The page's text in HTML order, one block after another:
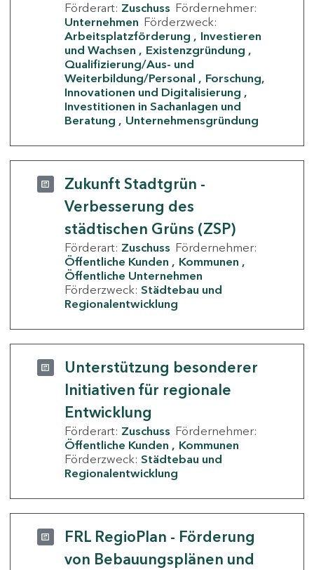
Förderart: Zuschuss Fördernehmer:
Unternehmen Förderzweck:
Arbeitsplatzförderung
Investieren
und Wachsen
Existenzgründung
Qualifizierung/Aus- und
Weiterbildung/Personal
Forschung,
Innovationen und Digitalisierung
Investitionen in Sachanlagen und
Beratung
Unternehmensgründung
Zukunft Stadtgrün -
Verbesserung des
städtischen Grüns (ZSP)
Förderart: Zuschuss Fördernehmer:
Öffentliche Kunden
Kommunen
Öffentliche Unternehmen
Förderzweck: Städtebau und
Regionalentwicklung
Unterstützung besonderer
Initiativen für regionale
Entwicklung
Förderart: Zuschuss Fördernehmer:
Öffentliche Kunden
Kommunen
Förderzweck: Städtebau und
Regionalentwicklung
FRL RegioPlan - Förderung
von Bebauungsplänen und